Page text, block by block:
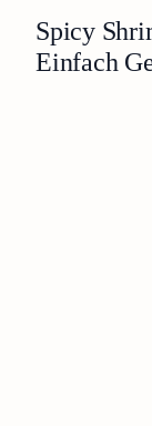
Spicy
Einfach